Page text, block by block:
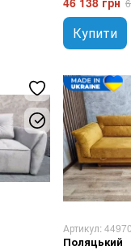
Купити
Артикул:
Поляцький